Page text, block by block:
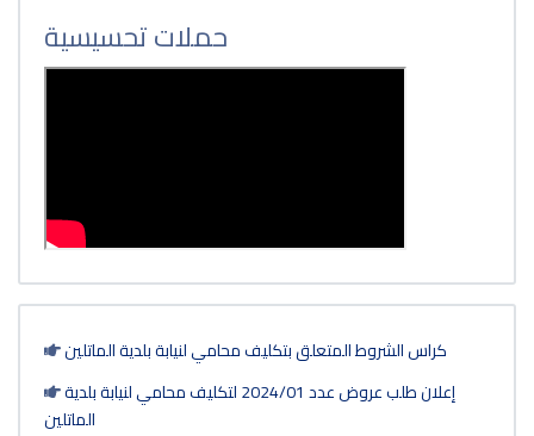
حملات تحسيسية
كراس الشروط المتعلق بتكليف محامي لنيابة بلدية الماتلين
إعلان طلب عروض عدد 2024/01 لتكليف محامي لنيابة بلدية
الماتلين